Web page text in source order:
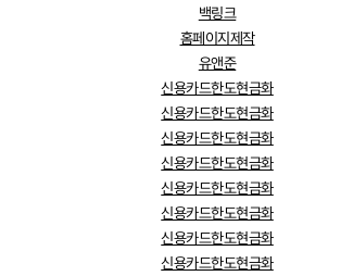
백링크
홈페이지제작
유앤준
신용카드한도현금화
신용카드한도현금화
신용카드한도현금화
신용카드한도현금화
신용카드한도현금화
신용카드한도현금화
신용카드한도현금화
신용카드한도현금화